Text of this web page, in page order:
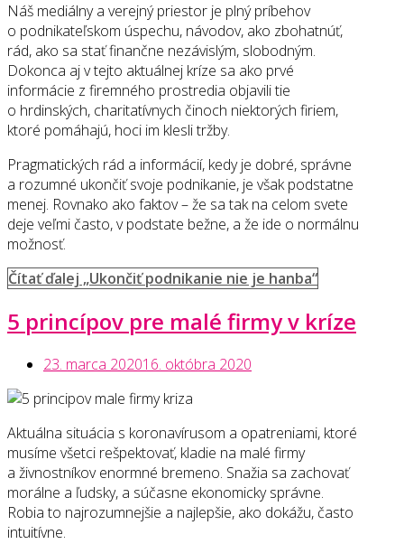
Náš mediálny a verejný priestor je plný príbehov
o podnikateľskom úspechu, návodov, ako zbohatnúť,
rád, ako sa stať finančne nezávislým, slobodným.
Dokonca aj v tejto aktuálnej kríze sa ako prvé
informácie z firemného prostredia objavili tie
o hrdinských, charitatívnych činoch niektorých firiem,
ktoré pomáhajú, hoci im klesli tržby.
Pragmatických rád a informácií, kedy je dobré, správne
a rozumné ukončiť svoje podnikanie, je však podstatne
menej. Rovnako ako faktov – že sa tak na celom svete
deje veľmi často, v podstate bežne, a že ide o normálnu
možnosť.
Čítať ďalej „Ukončiť podnikanie nie je hanba“
5 princípov pre malé firmy v kríze
23. marca 202016. októbra 2020
Aktuálna situácia s koronavírusom a opatreniami, ktoré
musíme všetci rešpektovať, kladie na malé firmy
a živnostníkov enormné bremeno. Snažia sa zachovať
morálne a ľudsky, a súčasne ekonomicky správne.
Robia to najrozumnejšie a najlepšie, ako dokážu, často
intuitívne.